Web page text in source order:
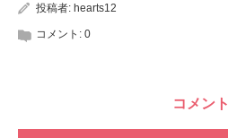
投稿者: hearts12
コメント: 0
コメント